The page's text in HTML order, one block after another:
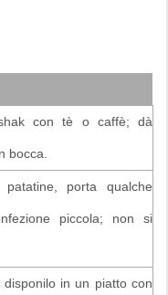
con tè o caffè; dà
bocca.
porta qualche
piccola; non si
in un piatto con